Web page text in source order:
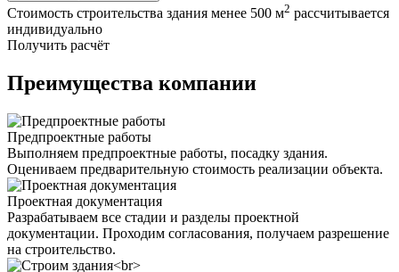
Стоимость строительства здания менее 500 м2 рассчитывается
индивидуально
Получить расчёт
Преимущества компании
Предпроектные работы
Выполняем предпроектные работы, посадку здания.
Оцениваем предварительную стоимость реализации объекта.
Проектная документация
Разрабатываем все стадии и разделы проектной
документации. Проходим согласования, получаем разрешение
на строительство.